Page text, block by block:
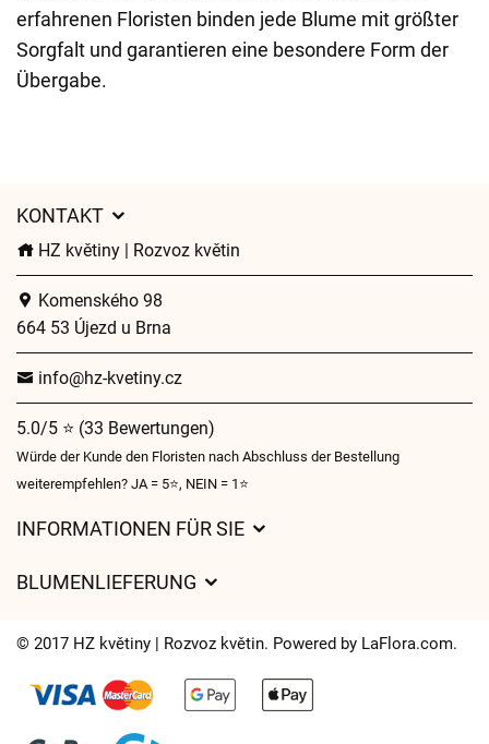
erfahrenen Floristen binden jede Blume mit größter
Sorgfalt und garantieren eine besondere Form der
Übergabe.
KONTAKT
HZ květiny | Rozvoz květin
Komenského 98
664 53 Újezd u Brna
info@hz-kvetiny.cz
5.0/5 ⭐ (33 Bewertungen)
Würde der Kunde den Floristen nach Abschluss der Bestellung
weiterempfehlen? JA = 5⭐, NEIN = 1⭐
INFORMATIONEN FÜR SIE
Lieferzeiten für Blumen – Übersicht der Möglichkeiten
BLUMENLIEFERUNG
Wohin wir Blumen liefern
Cookies
© 2017 HZ květiny | Rozvoz květin. Powered by LaFlora.com.